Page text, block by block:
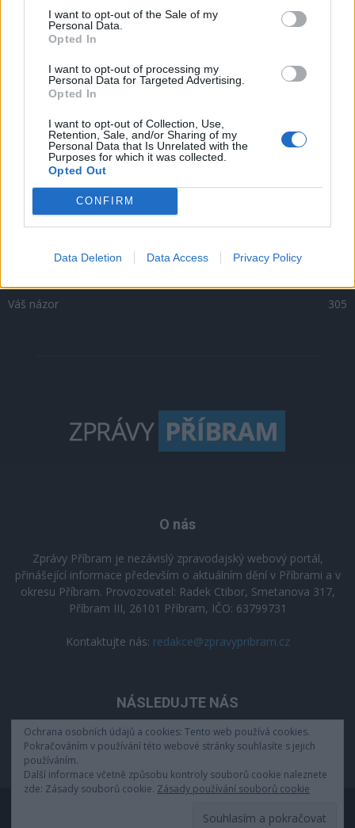
I want to opt-out of the Sale of my
Personal Data.
Opted In
I want to opt-out of processing my
Personal Data for Targeted Advertising.
Opted In
I want to opt-out of Collection, Use,
Retention, Sale, and/or Sharing of my
Personal Data that Is Unrelated with the
Purposes for which it was collected.
Opted Out
CONFIRM
Data Deletion Data Access Privacy Policy
Trhovkách lehl popelem
8. 7. 2023
OBLÍBENÉ KATEGORIE
Sport
O čem se mluví
Rožmitálsko
Váš názor
305
O nás
Zprávy Příbram je nezávislý zpravodajský webový portál,
přinášející informace především o aktuálním dění v Příbrami a v
okresu Příbram. Provozovatel: Radek Ctibor, Smetanova 317,
Příbram III, 26101 Příbram, IČO: 63799731
Kontaktujte nás: redakce@zpravypribram.cz
NÁSLEDUJTE NÁS
Ochrana osobních údajů a cookies: Tento web používá cookies.
Pokračováním v používání této webové stránky souhlasíte s jejich
používáním.
Další informace včetně způsobu kontroly souborů cookie naleznete
zde: Zásady souborů cookie. Zásady používání souborů cookie